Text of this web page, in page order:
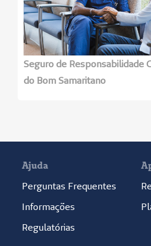
Seguro de Responsabilidade
do Bom Samaritano
Ajuda
Perguntas Frequentes
Informações
Regulatórias